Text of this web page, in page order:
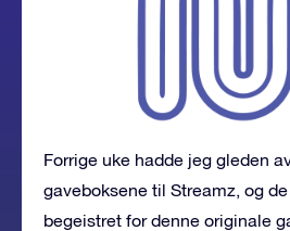
Forrige uke hadde jeg gleden
gaveboksene til Streamz, og
begeistret for denne originale